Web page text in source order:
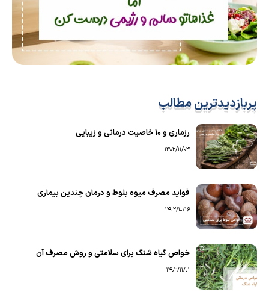
پربازدیدترین مطالب
رزماری و ۱۰ خاصیت درمانی و زیبایی
1402/11/03
فواید مصرف میوه بلوط و درمان چندین بیماری
1402/10/16
خواص گیاه شنگ برای سلامتی و روش مصرف آن
1402/11/01